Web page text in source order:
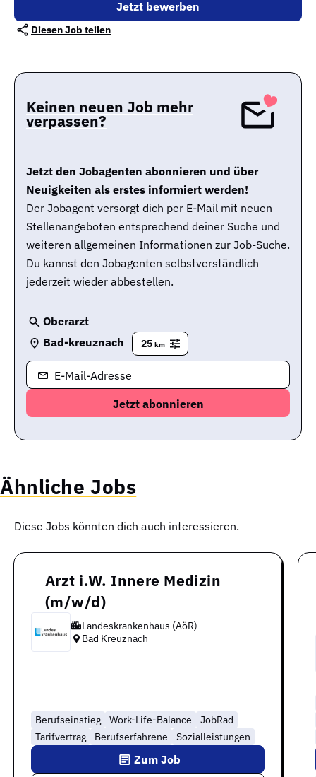
Jetzt bewerben
Diesen Job teilen
Keinen neuen Job mehr
verpassen?
Jetzt den Jobagenten abonnieren und über
Neuigkeiten als erstes informiert werden!
Der Jobagent versorgt dich per E-Mail mit neuen
Stellenangeboten entsprechend deiner Suche und
weiteren allgemeinen Informationen zur Job-Suche.
Du kannst den Jobagenten selbstverständlich
jederzeit wieder abbestellen.
Oberarzt
Bad-kreuznach
25 km
E-Mail-Adresse
Ähnliche Jobs
Diese Jobs könnten dich auch interessieren.
Arzt i.W. Innere Medizin
(m/w/d)
Landeskrankenhaus (AöR)
Bad Kreuznach
Berufseinstieg Work-Life-Balance
JobRad
Tarifvertrag
Berufserfahrene Sozialleistungen
Zum Job